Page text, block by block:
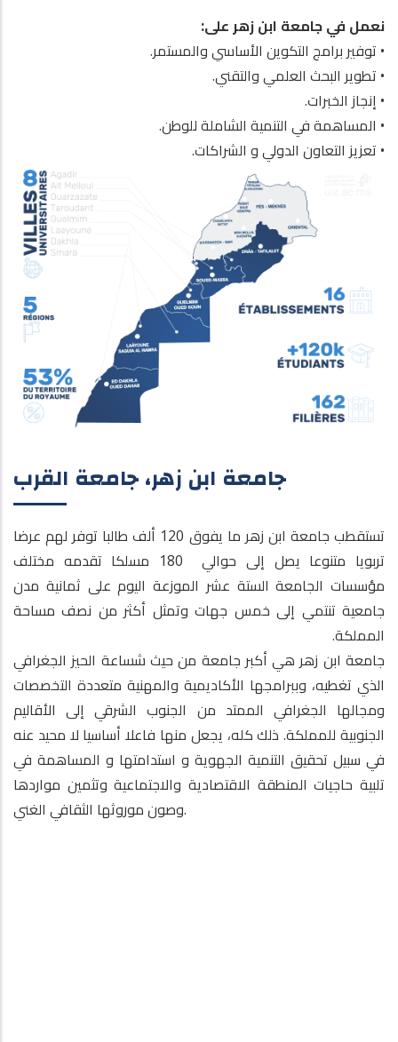
نعمل في جامعة ابن زهر على:
• توفير برامج التكوين الأساسي والمستمر.
• تطوير البحث العلمي والتقني.
• إنجاز الخبرات.
• المساهمة في التنمية الشاملة للوطن.
• تعزيز التعاون الدولي و الشراكات.
جامعة ابن زهر، جامعة القرب
تستقطب جامعة ابن زهر ما يفوق 120 ألف طالبا توفر لهم عرضا
تربويا متنوعا يصل إلى حوالي 180 مسلكا تقدمه مختلف
مؤسسات الجامعة الستة عشر الموزعة اليوم على ثمانية مدن
جامعية تنتمي إلى خمس جهات وتمثل أكثر من نصف مساحة
المملكة.
جامعة ابن زهر هي أكبر جامعة من حيث شساعة الحيز الجغرافي
الذي تغطيه، وببرامجها الأكاديمية والمهنية متعددة التخصصات
ومجالها الجغرافي الممتد من الجنوب الشرقي إلى الأقاليم
الجنوبية للمملكة. ذلك كله، يجعل منها فاعلا أساسيا لا محيد عنه
في سبيل تحقيق التنمية الجهوية و استدامتها و المساهمة في
تلبية حاجيات المنطقة الاقتصادية والاجتماعية وتثمين مواردها
وصون موروثها الثقافي الغني.